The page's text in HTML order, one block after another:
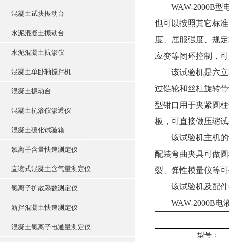
混凝土试块振动台
水泥混凝土振动台
水泥混凝土抗渗仪
混凝土单卧轴搅拌机
混凝土振动台
混凝土抗渗仪渗透仪
混凝土碳化试验箱
氯离子含量快速测定仪
直读式混凝土含气量测定仪
氯离子扩散系数测定仪
新拌混凝土快速测定仪
混凝土氯离子电通量测定仪
WAW-2000B型
也可以按照其它标
度、屈服强度、规
应变等闭环控制，
该试验机是六
过链轮和丝杠旋转
型钳口用于夹紧圆
板，可直接做压缩
该试验机主机
配装弯曲夹具可做
裂、弹性模量仪等
该试验机及配
WAW-2000B电
型号：